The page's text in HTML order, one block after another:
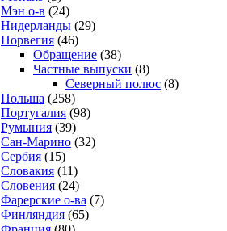
Мэн о-в (24)
Нидерланды (29)
Норвегия (46)
Обращение (38)
Частные выпуски (8)
Северный полюс (8)
Польша (258)
Португалия (98)
Румыния (39)
Сан-Марино (32)
Сербия (15)
Словакия (11)
Словения (24)
Фарерские о-ва (7)
Финляндия (65)